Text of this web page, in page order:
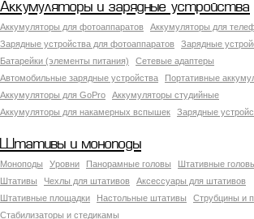
Аккумуляторы и зарядные устройства
Аккумуляторы для фотоаппаратов
Аккумуляторы для
Зарядные устройства для фотоаппаратов
Зарядные
Батарейки (элементы питания)
Сетевые адаптеры
Автомобильные зарядные устройства
Портативные
Аккумуляторы для GoPro
Аккумуляторы студийные
Аккумуляторы для накамерных вспышек
Зарядные
Штативы и моноподы
Моноподы Уровни Панорамные головы Штативные
Штативы
Чехлы для штативов
Аксессуары для штативов
Штативные площадки
Настольные штативы
Струбцины и
Стабилизаторы и стедикамы